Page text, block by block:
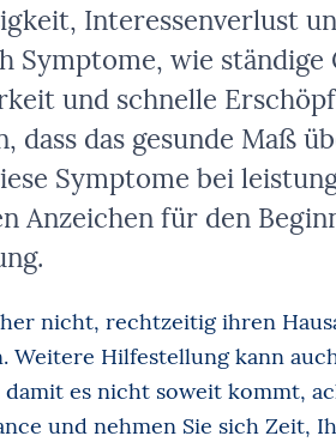
Interessenverlust
Symptome, wie
und schnelle
dass das gesunde Maß
Symptome bei
Anzeichen für den
nicht, rechtzeitig ihren
Weitere Hilfestellung kann
es nicht soweit kommt,
und nehmen Sie sich Zeit,